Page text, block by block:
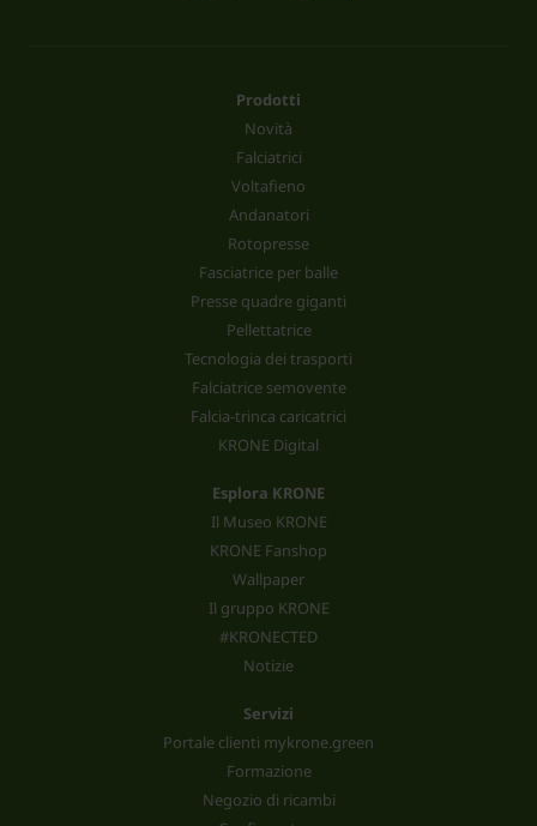
Prodotti
Novità
Falciatrici
Voltafieno
Andanatori
Rotopresse
Fasciatrice per balle
Presse quadre giganti
Pellettatrice
Tecnologia dei trasporti
Falciatrice semovente
Falcia-trinca caricatrici
KRONE Digital
Esplora KRONE
Il Museo KRONE
KRONE Fanshop
Wallpaper
Il gruppo KRONE
#KRONECTED
Notizie
Servizi
Portale clienti mykrone.green
Formazione
Negozio di ricambi